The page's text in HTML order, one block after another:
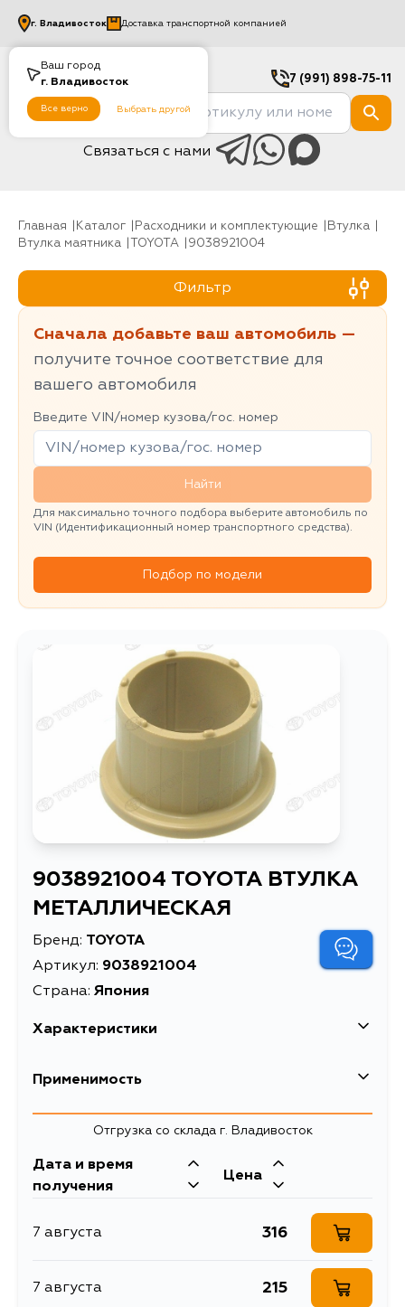
Ваш город
г. Владивосток
Все верно Выбрать другой
г. Владивосток Доставка транспортной компанией
7 (991) 898-75-11
Связаться с нами
Главная Каталог Расходники и комплектующие
Втулка
Втулка маятника
TOYOTA 9038921004
Фильтр
Сначала добавьте ваш автомобиль —
получите точное соответствие для
вашего автомобиля
Введите VIN/номер кузова/гос. номер
Найти
Для максимально точного подбора выберите автомобиль по
VIN (Идентификационный номер транспортного средства).
Подбор по модели
9038921004 TOYOTA ВТУЛКА
МЕТАЛЛИЧЕСКАЯ
Бренд: TOYOTA
Артикул: 9038921004
Страна: Япония
Характеристики
Масса, кг
Применимость
Toyota
Кузов Двигатель
KZN205, LN205, KZN165, KZN190,
LN171, LN172, LN190, LN191, LN192,
LN200, RZN147, RZN167, RZN168,
LN170H, LN172H, RZN169H,
1KZTE, 5L, 2LTE, 3L,
3RZFE, 3RZF,
2RZFE, 2KDFTV,
Отгрузка со склада г. Владивосток
Дата и время
получения
Цена
7 августа 316
7 августа 215